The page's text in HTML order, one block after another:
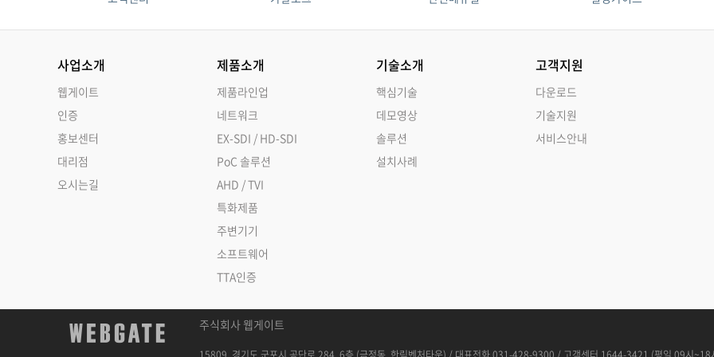
사업소개
웹게이트
인증
홍보센터
대리점
오시는길
제품소개
제품라인업
네트워크
EX-SDI / HD-SDI
PoC 솔루션
AHD / TVI
특화제품
주변기기
소프트웨어
TTA인증
기술소개
핵심기술
데모영상
솔루션
설치사례
고객지원
다운로드
기술지원
서비스안내
주식회사 웹게이트